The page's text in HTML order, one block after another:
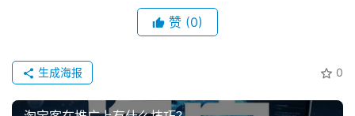
区
赞 (0)
0
生成海报